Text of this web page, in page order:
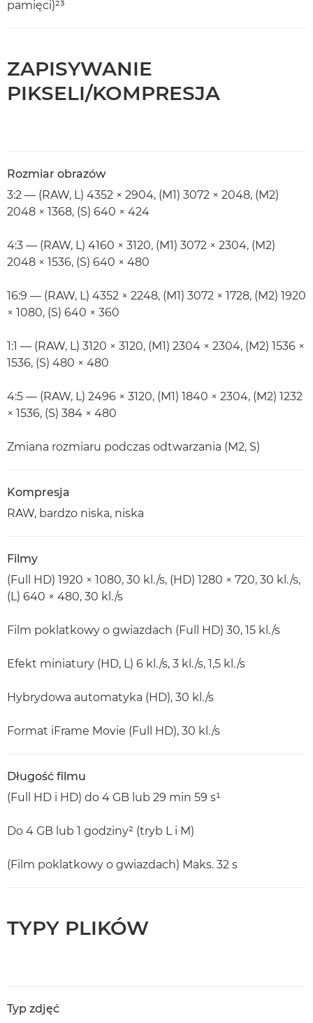
pamięci)²³
ZAPISYWANIE
PIKSELI/KOMPRESJA
Rozmiar obrazów
3:2 — (RAW, L) 4352 × 2904, (M1) 3072 × 2048, (M2)
2048 × 1368, (S) 640 × 424
4:3 — (RAW, L) 4160 × 3120, (M1) 3072 × 2304, (M2)
2048 × 1536, (S) 640 × 480
16:9 — (RAW, L) 4352 × 2248, (M1) 3072 × 1728, (M2) 1920
× 1080, (S) 640 × 360
1:1 — (RAW, L) 3120 × 3120, (M1) 2304 × 2304, (M2) 1536 ×
1536, (S) 480 × 480
4:5 — (RAW, L) 2496 × 3120, (M1) 1840 × 2304, (M2) 1232
× 1536, (S) 384 × 480
Zmiana rozmiaru podczas odtwarzania (M2, S)
Kompresja
RAW, bardzo niska, niska
Filmy
(Full HD) 1920 × 1080, 30 kl./s, (HD) 1280 × 720, 30 kl./s,
(L) 640 × 480, 30 kl./s
Film poklatkowy o gwiazdach (Full HD) 30, 15 kl./s
Efekt miniatury (HD, L) 6 kl./s, 3 kl./s, 1,5 kl./s
Hybrydowa automatyka (HD), 30 kl./s
Format iFrame Movie (Full HD), 30 kl./s
Długość filmu
(Full HD i HD) do 4 GB lub 29 min 59 s¹
Do 4 GB lub 1 godziny² (tryb L i M)
(Film poklatkowy o gwiazdach) Maks. 32 s
TYPY PLIKÓW
Typ zdjęć